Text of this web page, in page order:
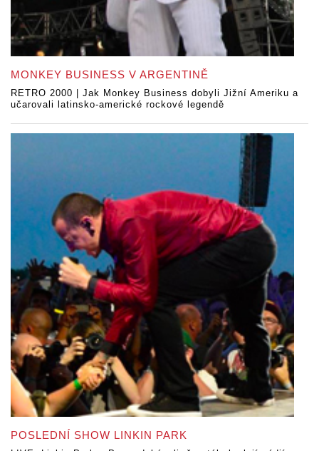
MONKEY BUSINESS V ARGENTINĚ
RETRO 2000 | Jak Monkey Business dobyli Jižní Ameriku a
učarovali latinsko-americké rockové legendě
POSLEDNÍ SHOW LINKIN PARK